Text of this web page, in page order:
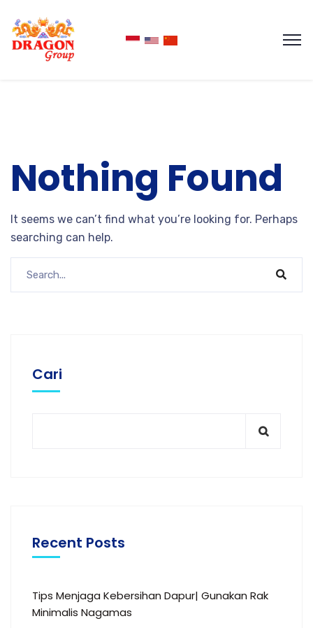
Nothing Found
It seems we can’t find what you’re looking for. Perhaps
searching can help.
Cari
Recent Posts
Tips Menjaga Kebersihan Dapur| Gunakan Rak
Minimalis Nagamas